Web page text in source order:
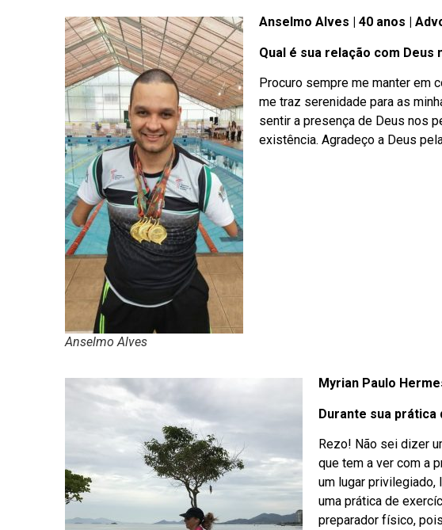
Anselmo Alves
Anselmo Alves | 40 anos |
Qual é sua relação com Deus
Procuro sempre me manter em
me traz serenidade para as
sentir a presença de Deus nos
existência. Agradeço a Deus
Myrian Paulo
Durante sua
Rezo! Não sei dizer
que tem a ver com a
um lugar privilegiado,
uma prática de
preparador físico,